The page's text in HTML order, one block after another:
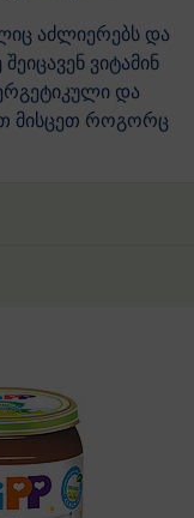
აძლიერებს და
ვიტამინ
და
მისცეთ როგორც